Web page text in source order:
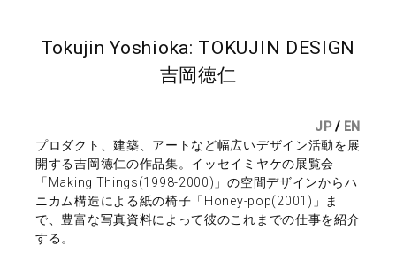
Tokujin Yoshioka: TOKUJIN DESIGN
吉岡徳仁
JP / EN
プロダクト、建築、アートなど幅広いデザイン活動を展
開する吉岡徳仁の作品集。イッセイミヤケの展覧会
「Making Things(1998-2000)」の空間デザインからハ
ニカム構造による紙の椅子「Honey-pop(2001)」ま
で、豊富な写真資料によって彼のこれまでの仕事を紹介
する。